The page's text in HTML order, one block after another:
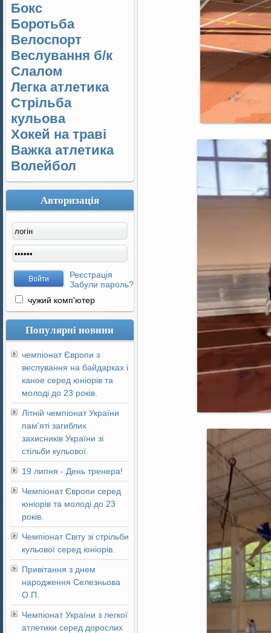
Бокс
Боротьба
Велоспорт
Веслування б/к
Cлалом
Легка атлетика
Стрільба
кульова
Хокей на траві
Важка атлетика
Волейбол
Авторизація
Реєстрація
Забули пароль?
чужий комп'ютер
Популярні новини
чемпіонат Європи з
веслування на байдарках і
каное серед юніорів та
молоді до 23 років.
Літній чемпіонат України
пам'яті загиблих
захисників України зі
стільби кульової.
19 липня - День тренера!
Чемпіонат Європи серед
юніорів та молоді до 23
років.
Чемпіонат Світу зі стрільби
кульової серед юніорів.
Привітання з днем
народження Селезньова
О.П.
Чемпіонат України з легкої
атлетики серед дорослих